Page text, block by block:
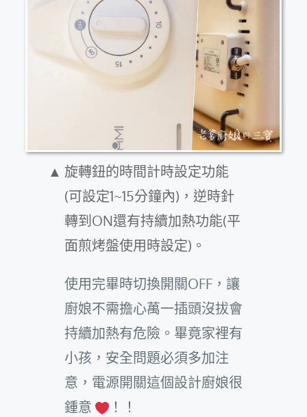
旋轉鈕的時間計時設定功能
(可設定1~15分鐘內)，逆時針
轉到ON還有持續加熱功能(平
面煎烤盤使用時設定)。
使用完畢時切換開關OFF，讓
廚娘不需擔心萬一插頭沒拔會
持續加熱有危險。畢竟家裡有
小孩，安全問題必須多加注
意，電源開關這個設計廚娘很
鍾意
！！